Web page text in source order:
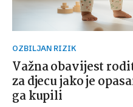
OZBILJAN RIZIK
Važna obavijest
za djecu jako je
ga kupili